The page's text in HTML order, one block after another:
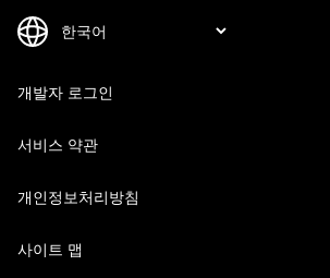
개발자 로그인
서비스 약관
개인정보처리방침
사이트 맵